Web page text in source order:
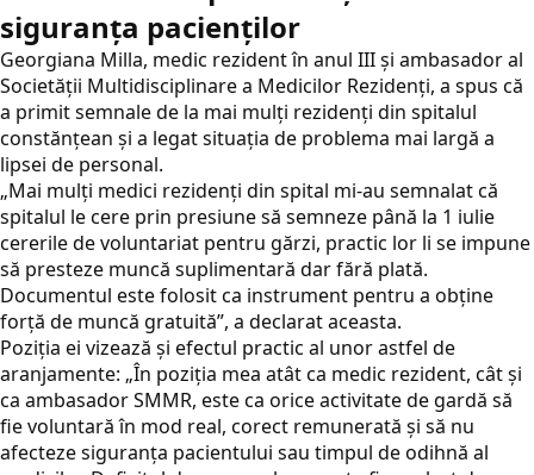
siguranța pacienților
Georgiana Milla, medic rezident în anul III și ambasador al
Societății Multidisciplinare a Medicilor Rezidenți, a spus că
a primit semnale de la mai mulți rezidenți din spitalul
constănțean și a legat situația de problema mai largă a
lipsei de personal.
„Mai mulți medici rezidenți din spital mi-au semnalat că
spitalul le cere prin presiune să semneze până la 1 iulie
cererile de voluntariat pentru gărzi, practic lor li se impune
să presteze muncă suplimentară dar fără plată.
Documentul este folosit ca instrument pentru a obține
forță de muncă gratuită”, a declarat aceasta.
Poziția ei vizează și efectul practic al unor astfel de
aranjamente: „În poziția mea atât ca medic rezident, cât și
ca ambasador SMMR, este ca orice activitate de gardă să
fie voluntară în mod real, corect remunerată și să nu
afecteze siguranța pacientului sau timpul de odihnă al